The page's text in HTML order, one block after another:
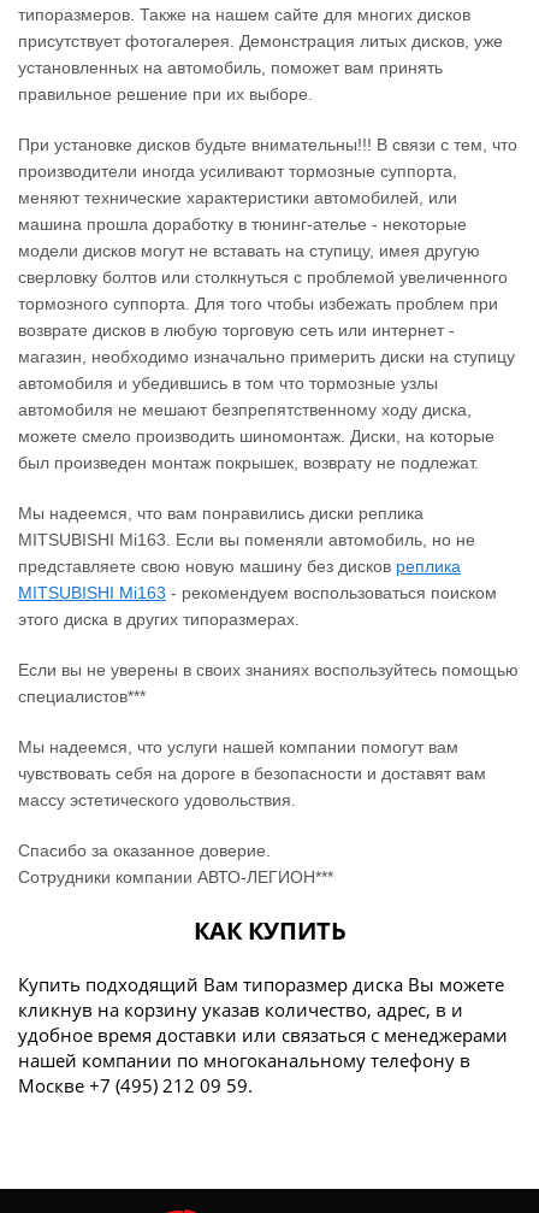
типоразмеров. Также на нашем сайте для многих дисков
присутствует фотогалерея. Демонстрация литых дисков, уже
установленных на автомобиль, поможет вам принять
правильное решение при их выборе.
При установке дисков будьте внимательны!!! В связи с тем, что
производители иногда усиливают тормозные суппорта,
меняют технические характеристики автомобилей, или
машина прошла доработку в тюнинг-ателье - некоторые
модели дисков могут не вставать на ступицу, имея другую
сверловку болтов или столкнуться с проблемой увеличенного
тормозного суппорта. Для того чтобы избежать проблем при
возврате дисков в любую торговую сеть или интернет -
магазин, необходимо изначально примерить диски на ступицу
автомобиля и убедившись в том что тормозные узлы
автомобиля не мешают безпрепятственному ходу диска,
можете смело производить шиномонтаж. Диски, на которые
был произведен монтаж покрышек, возврату не подлежат.
Мы надеемся, что вам понравились диски реплика
MITSUBISHI Mi163. Если вы поменяли автомобиль, но не
представляете свою новую машину без дисков реплика
MITSUBISHI Mi163 ‐ рекомендуем воспользоваться поиском
этого диска в других типоразмерах.
Если вы не уверены в своих знаниях воспользуйтесь помощью
специалистов***
Мы надеемся, что услуги нашей компании помогут вам
чувствовать себя на дороге в безопасности и доставят вам
массу эстетического удовольствия.
Спасибо за оказанное доверие.
Сотрудники компании АВТО-ЛЕГИОН***
КАК КУПИТЬ
Купить подходящий Вам типоразмер диска Вы можете
кликнув на корзину указав количество, адрес, в и
удобное время доставки или связаться с менеджерами
нашей компании по многоканальному телефону в
Москве +7 (495) 212 09 59.